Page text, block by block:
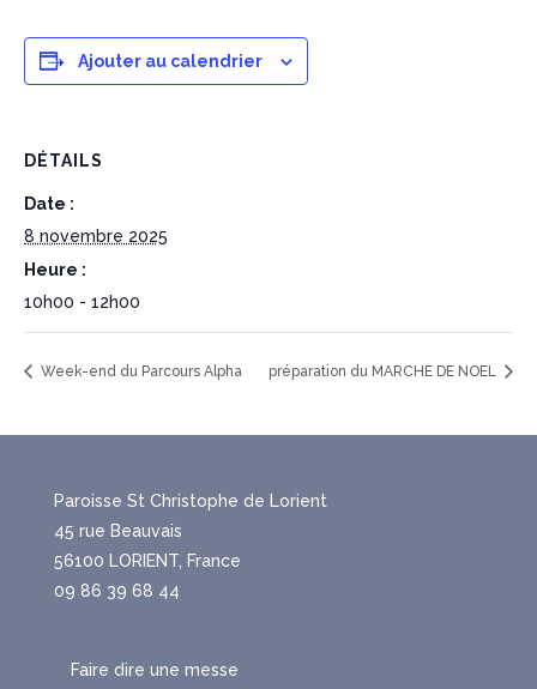
Ajouter au calendrier
DÉTAILS
Date :
8 novembre 2025
Heure :
10h00 - 12h00
Week-end du Parcours Alpha préparation du MARCHE DE NOEL
Paroisse St Christophe de Lorient
45 rue Beauvais
56100 LORIENT, France
09 86 39 68 44
Faire dire une messe